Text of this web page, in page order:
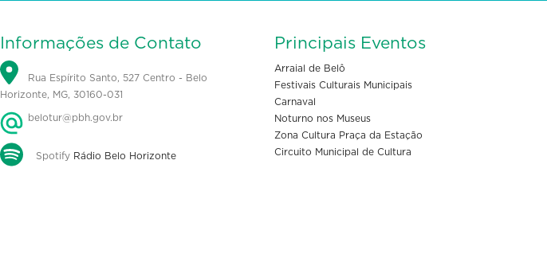
Informações de Contato
Rua Espírito Santo, 527 Centro - Belo
Horizonte, MG, 30160-031
belotur@pbh.gov.br
Spotify Rádio Belo Horizonte
Principais Eventos
Arraial de Belô
Festivais Culturais Municipais
Carnaval
Noturno nos Museus
Zona Cultura Praça da Estação
Circuito Municipal de Cultura